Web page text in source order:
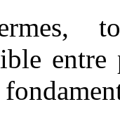
entre